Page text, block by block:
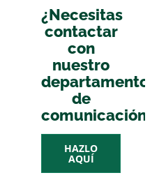
¿Necesitas
contactar
con
nuestro
departamento
de
comunicación?
HAZLO
AQUÍ